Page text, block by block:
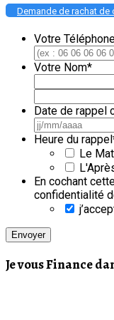
Demande de rachat de
Votre
Votre Nom*
Date de rappel
Heure du rappel
Le
En cochant
confidentialité
Je vous Finance